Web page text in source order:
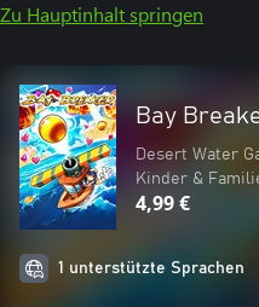
Zu Hauptinhalt springen
Bay
Desert Water
Kinder &
4,99 €
1 unterstützte Sprachen